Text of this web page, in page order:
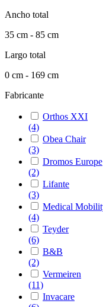
Ancho total
35 cm - 85 cm
Largo total
0 cm - 169 cm
Fabricante
Orthos XXI
(4)
Obea Chair
(3)
Dromos Europe
(2)
Lifante
(3)
Medical
(4)
Teyder
(6)
B&B
(2)
Vermeiren
(11)
Invacare